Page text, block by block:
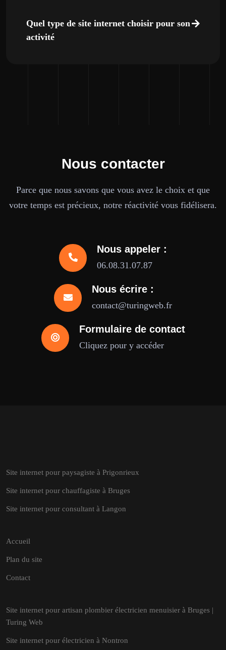
Quel type de site internet choisir pour son
activité
Nous contacter
Parce que nous savons que vous avez le choix et que
votre temps est précieux, notre réactivité vous fidélisera.
Nous appeler :
06.08.31.07.87
Nous écrire :
contact@turingweb.fr
Formulaire de contact
Cliquez pour y accéder
Site internet pour paysagiste à Prigonrieux
Site internet pour chauffagiste à Bruges
Site internet pour consultant à Langon
Accueil
Plan du site
Contact
Site internet pour artisan plombier électricien menuisier à Bruges |
Turing Web
Site internet pour électricien à Nontron